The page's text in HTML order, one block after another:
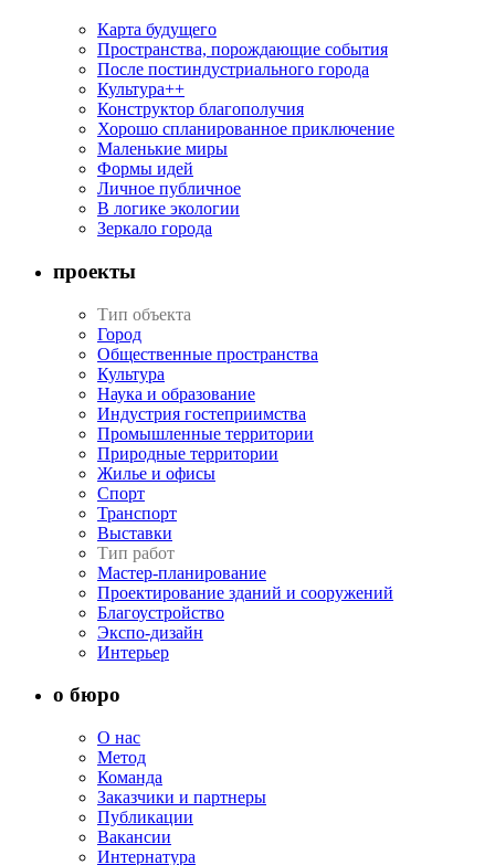
Карта будущего
Пространства, порождающие события
После постиндустриального города
Культура++
Конструктор благополучия
Хорошо спланированное приключение
Маленькие миры
Формы идей
Личное публичное
В логике экологии
Зеркало города
проекты
Тип объекта
Город
Общественные пространства
Культура
Наука и образование
Индустрия гостеприимства
Промышленные территории
Природные территории
Жилье и офисы
Спорт
Транспорт
Выставки
Тип работ
Мастер-планирование
Проектирование зданий и сооружений
Благоустройство
Экспо-дизайн
Интерьер
о бюро
О нас
Метод
Команда
Заказчики и партнеры
Публикации
Вакансии
Интернатура